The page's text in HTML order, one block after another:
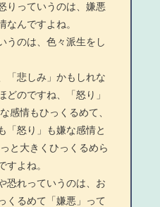
りっていうのは、嫌悪
なんですよね。
うのは、色々派生をし
「悲しみ」かもしれな
どのですね、「怒り」
感情もひっくるめて、
「怒り」も嫌な感情と
と大きくひっくるめら
すよね。
恐れっていうのは、お
くるめて「嫌悪」って